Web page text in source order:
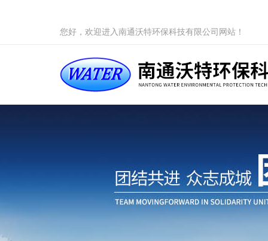
您好，欢迎进入南通沃特环保科技有限公司网站！